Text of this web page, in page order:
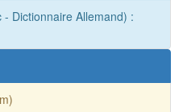
- Dictionnaire Allemand) :